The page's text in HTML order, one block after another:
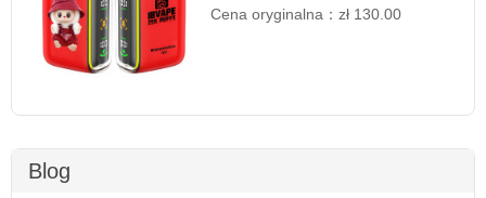
Cena oryginalna：zł 130.00
Blog